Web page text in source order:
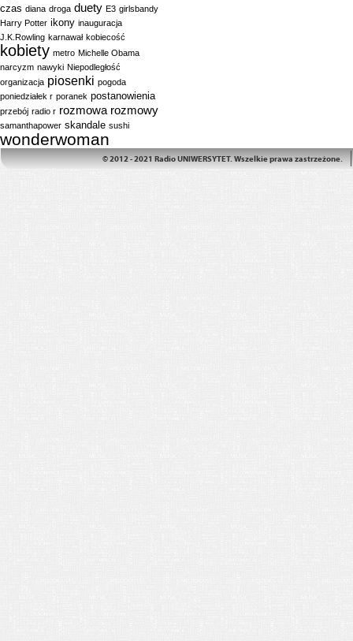
czas diana droga duety E3 girlsbandy
Harry Potter ikony inauguracja
J.K.Rowling karnawał kobiecość
kobiety metro Michelle Obama
narcyzm nawyki Niepodległość
organizacja piosenki pogoda
poniedziałek r poranek postanowienia
przebój radio r rozmowa rozmowy
samanthapower skandale sushi
wonderwoman
© 2012 - 2021 Radio UNIWERSYTET. Wszelkie prawa zastrzeżone.